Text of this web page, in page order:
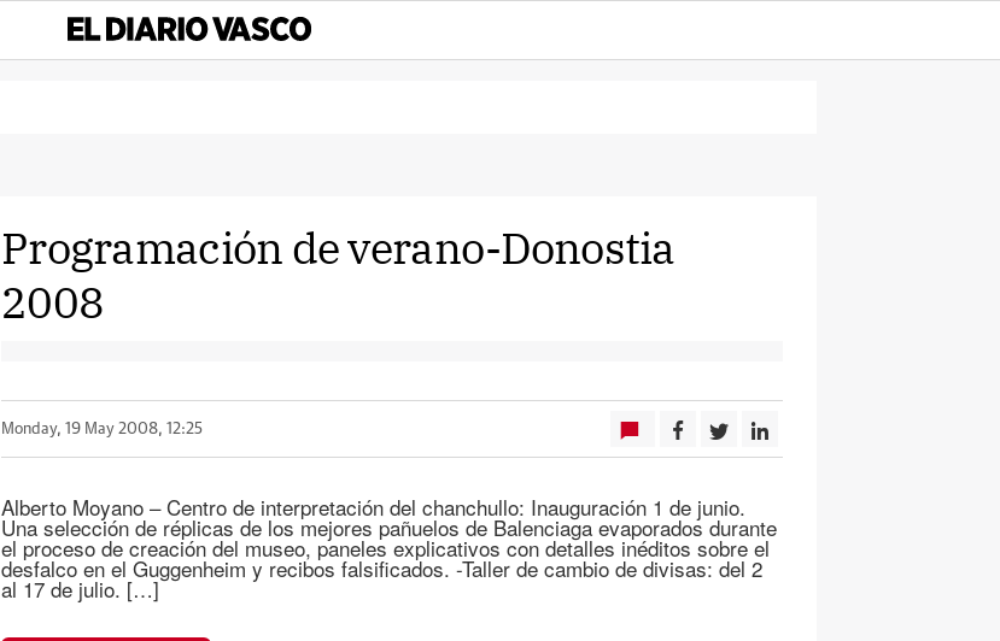
Programación de verano-Donostia
2008
Monday, 19 May 2008, 12:25
Alberto Moyano – Centro de interpretación del chanchullo: Inauguración 1 de junio.
Una selección de réplicas de los mejores pañuelos de Balenciaga evaporados durante
el proceso de creación del museo, paneles explicativos con detalles inéditos sobre el
desfalco en el Guggenheim y recibos falsificados. -Taller de cambio de divisas: del 2
al 17 de julio. […]